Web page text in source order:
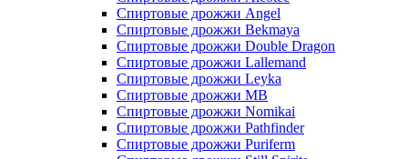
Спиртовые дрожжи Angel
Спиртовые дрожжи Bekmaya
Спиртовые дрожжи Double Dragon
Спиртовые дрожжи Lallemand
Спиртовые дрожжи Leyka
Спиртовые дрожжи MB
Спиртовые дрожжи Nomikai
Спиртовые дрожжи Pathfinder
Спиртовые дрожжи Puriferm